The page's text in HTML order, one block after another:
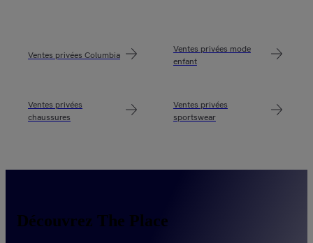
Ventes privées Columbia
Ventes privées mode
enfant
Ventes privées
chaussures
Ventes privées
sportswear
Découvrez The Place